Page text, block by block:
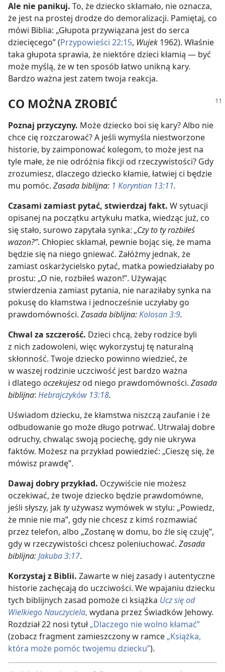
Ale nie panikuj. To, że dziecko skłamało, nie oznacza,
że jest na prostej drodze do demoralizacji. Pamiętaj, co
mówi Biblia: „Głupota przywiązana jest do serca
dziecięcego” (Przypowieści 22:15, Wujek 1962). Właśnie
taka głupota sprawia, że niektóre dzieci kłamią — być
może myślą, że w ten sposób łatwo unikną kary.
Bardzo ważna jest zatem twoja reakcja.
CO MOŻNA ZROBIĆ
Poznaj przyczyny. Może dziecko boi się kary? Albo nie
chce cię rozczarować? A jeśli wymyśla niestworzone
historie, by zaimponować kolegom, to może jest na
tyle małe, że nie odróżnia fikcji od rzeczywistości? Gdy
zrozumiesz, dlaczego dziecko kłamie, łatwiej ci będzie
mu pomóc. Zasada biblijna: 1 Koryntian 13:11.
Czasami zamiast pytać, stwierdzaj fakt. W sytuacji
opisanej na początku artykułu matka, wiedząc już, co
się stało, surowo zapytała synka: „Czy to ty rozbiłeś
wazon?”. Chłopiec skłamał, pewnie bojąc się, że mama
będzie się na niego gniewać. Załóżmy jednak, że
zamiast oskarżycielsko pytać, matka powiedziałaby po
prostu: „O nie, rozbiłeś wazon!”. Używając
stwierdzenia zamiast pytania, nie naraziłaby synka na
pokusę do kłamstwa i jednocześnie uczyłaby go
prawdomówności. Zasada biblijna:Kolosan 3:9.
Chwal za szczerość. Dzieci chcą, żeby rodzice byli
z nich zadowoleni, więc wykorzystuj tę naturalną
skłonność. Twoje dziecko powinno wiedzieć, że
w waszej rodzinie uczciwość jest bardzo ważna
i dlatego oczekujesz od niego prawdomówności. Zasada
biblijna: Hebrajczyków 13:18.
Uświadom dziecku, że kłamstwa niszczą zaufanie i że
odbudowanie go może długo potrwać. Utrwalaj dobre
odruchy, chwaląc swoją pociechę, gdy nie ukrywa
faktów. Możesz na przykład powiedzieć: „Cieszę się, że
mówisz prawdę”.
Dawaj dobry przykład. Oczywiście nie możesz
oczekiwać, że twoje dziecko będzie prawdomówne,
jeśli słyszy, jak tyużywasz wymówek w stylu: „Powiedz,
że mnie nie ma”, gdy nie chcesz z kimś rozmawiać
przez telefon, albo „Zostanę w domu, bo źle się czuję”,
gdy w rzeczywistości chcesz poleniuchować. Zasada
biblijna:Jakuba 3:17.
Korzystaj z Biblii. Zawarte w niej zasady i autentyczne
historie zachęcają do uczciwości. We wpajaniu dziecku
tych biblijnych zasad pomoże ci książka Ucz się od
Wielkiego Nauczyciela, wydana przez Świadków Jehowy.
Rozdział 22 nosi tytuł „Dlaczego nie wolno kłamać”
(zobacz fragment zamieszczony w ramce „Książka,
która może pomóc twojemu dziecku”).